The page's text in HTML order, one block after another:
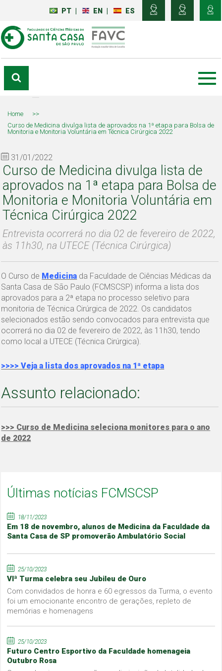
PT EN ES
Home
>>
Curso de Medicina divulga lista de aprovados na 1ª etapa para Bolsa de
Monitoria e Monitoria Voluntária em Técnica Cirúrgica 2022
31/01/2022
Curso de Medicina divulga lista de
aprovados na 1ª etapa para Bolsa de
Monitoria e Monitoria Voluntária em
Técnica Cirúrgica 2022
Entrevista ocorrerá no dia 02 de fevereiro de 2022,
às 11h30, na UTECE (Técnica Cirúrgica)
O Curso de Medicina da Faculdade de Ciências Médicas da
Santa Casa de São Paulo (FCMSCSP) informa a lista dos
aprovados para a 2ª etapa no processo seletivo para
monitoria de Técnica Cirúrgica de 2022. Os candidatos
selecionados estão sendo convocados para entrevista que
ocorrerá no dia 02 de fevereiro de 2022, às 11h30, tendo
como local a UTECE (Técnica Cirúrgica).
>>>> Veja a lista dos aprovados na 1ª etapa
Assunto relacionado:
>>> Curso de Medicina seleciona monitores para o ano
de 2022
Últimas notícias FCMSCSP
18/11/2023
Em 18 de novembro, alunos de Medicina da Faculdade da
Santa Casa de SP promoverão Ambulatório Social
25/10/2023
VIª Turma celebra seu Jubileu de Ouro
Com convidados de honra e 60 egressos da Turma, o evento
foi um emocionante encontro de gerações, repleto de
memórias e homenagens
25/10/2023
Futuro Centro Esportivo da Faculdade homenageia
Outubro Rosa